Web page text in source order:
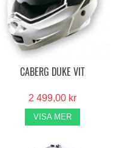
CABERG DUKE VIT
2 499,00 kr
VISA MER